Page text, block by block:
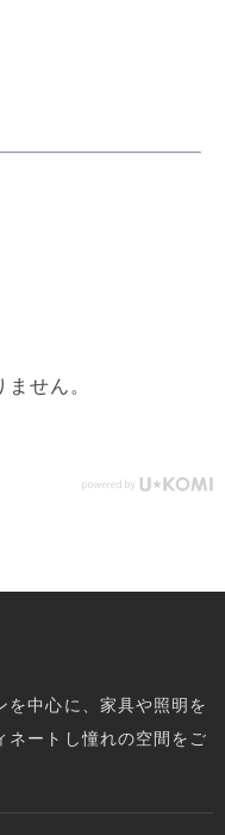
せん。
を中心に、家具や照明を
ネートし憧れの空間をご